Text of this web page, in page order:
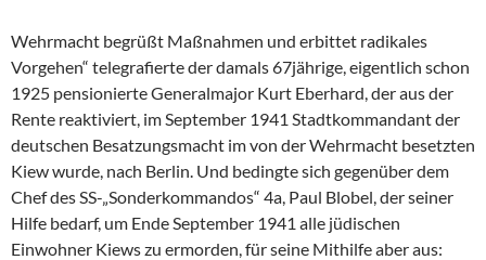
Wehrmacht begrüßt Maßnahmen und erbittet radikales
Vorgehen“ telegrafierte der damals 67jährige, eigentlich schon
1925 pensionierte Generalmajor Kurt Eberhard, der aus der
Rente reaktiviert, im September 1941 Stadtkommandant der
deutschen Besatzungsmacht im von der Wehrmacht besetzten
Kiew wurde, nach Berlin. Und bedingte sich gegenüber dem
Chef des SS-„Sonderkommandos“ 4a, Paul Blobel, der seiner
Hilfe bedarf, um Ende September 1941 alle jüdischen
Einwohner Kiews zu ermorden, für seine Mithilfe aber aus: